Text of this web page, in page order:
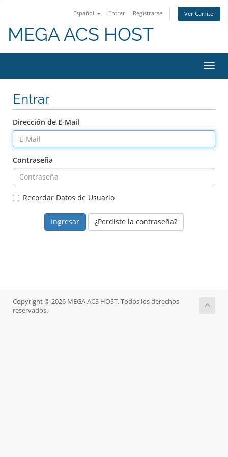
Español Entrar Registrarse Ver Carrito
MEGA ACS HOST
Entrar
Dirección de E-Mail
Contraseña
Recordar Datos de Usuario
¿Perdiste la contraseña?
Copyright © 2026 MEGA ACS HOST. Todos los derechos
reservados.